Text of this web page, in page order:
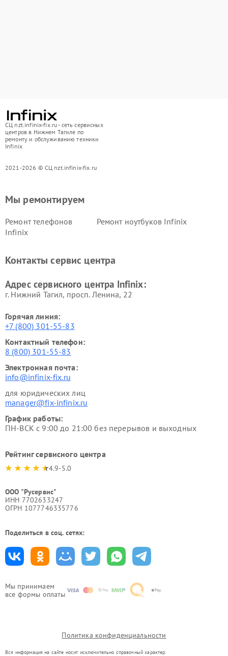
СЦ nzt.infinix-fix.ru - сеть сервисных
центров в Нижнем Тагиле по
ремонту и обслуживанию техники
Infinix
2021-2026 © СЦ nzt.infinix-fix.ru
Мы принимаем
все формы оплаты
Мы ремонтируем
Ремонт телефонов
Infinix
Ремонт ноутбуков Infinix
Контакты сервис центра
Адрес сервисного центра Infinix:
г. Нижний Тагил, просп. Ленина, 22
Горячая линия:
+7 (800) 301-55-83
Контактный телефон:
8 (800) 301-55-83
Электронная почта:
info@infinix-fix.ru
для юридических лиц
manager@fix-infinix.ru
График работы:
ПН-ВСК с 9:00 до 21:00 без перерывов и выходных
Рейтинг сервисного центра
4.9-5.0
ООО "Русервис"
ИНН 7702633247
ОГРН 1077746335776
Поделиться в соц. сетях:
Политика конфиденциальности
Вся информация на сайте носит исключительно справочный характер.